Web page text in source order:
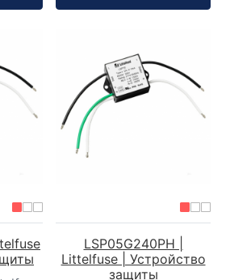
LSP05G240PH |
Littelfuse | Устройство
защиты